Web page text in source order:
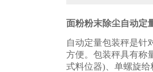
面粉粉末除尘自动定
自动定量包装秤是针
方便。包装秤具有称
式料位器)、单螺旋